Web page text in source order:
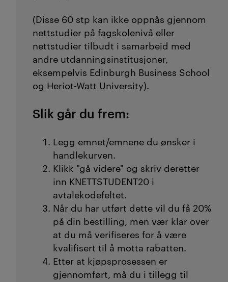
(Disse 60 stp kan ikke oppnås gjennom
nettstudier på fagskolenivå eller
nettstudier tilbudt i samarbeid med
andre utdanningsinstitusjoner,
eksempelvis Edinburgh Business School
og Heriot-Watt University).
Slik går du frem:
Legg emnet/emnene du ønsker i
handlekurven.
Klikk "gå videre" og skriv deretter
inn KNETTSTUDENT20 i
avtalekodefeltet.
Når du har utført dette vil du få 20%
på din bestilling, men vær klar over
at du må verifiseres for å være
kvalifisert til å motta rabatten.
Etter at kjøpsprosessen er
gjennomført, må du i tillegg til